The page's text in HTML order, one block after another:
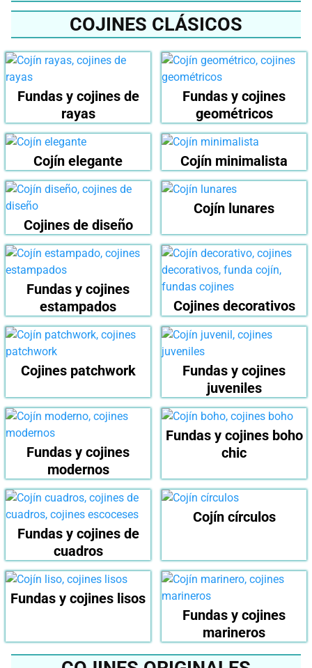
COJINES CLÁSICOS
Fundas y cojines de
rayas
Fundas y cojines
geométricos
Cojín elegante Cojín minimalista
Cojines de diseño
Cojín lunares
Fundas y cojines
estampados
Cojines decorativos
Cojines patchwork
Fundas y cojines
juveniles
Fundas y cojines
modernos
Fundas y cojines boho
chic
Fundas y cojines de
cuadros
Cojín círculos
Fundas y cojines lisos
Fundas y cojines
marineros